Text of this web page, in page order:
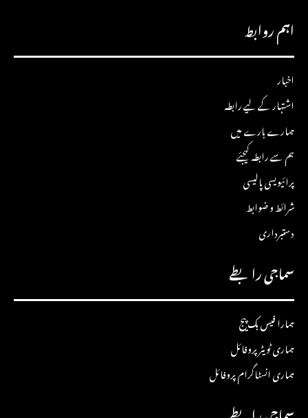
اہم روابط
اخبار
اشتہار کے لیے رابطہ
ہمارے بارے میں
ہم سے رابطہ کیجئے
پرائیویسی پالیسی
شرائط و ضوابط
دستبرداری
سماجی رابطے
ہمارا فیس بک پیج
ہماری ٹویٹر پروفائل
ہماری انسٹاگرام پروفائل